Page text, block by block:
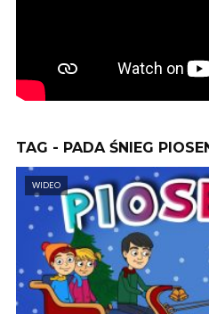
TAG - PADA ŚNIEG
WIDEO